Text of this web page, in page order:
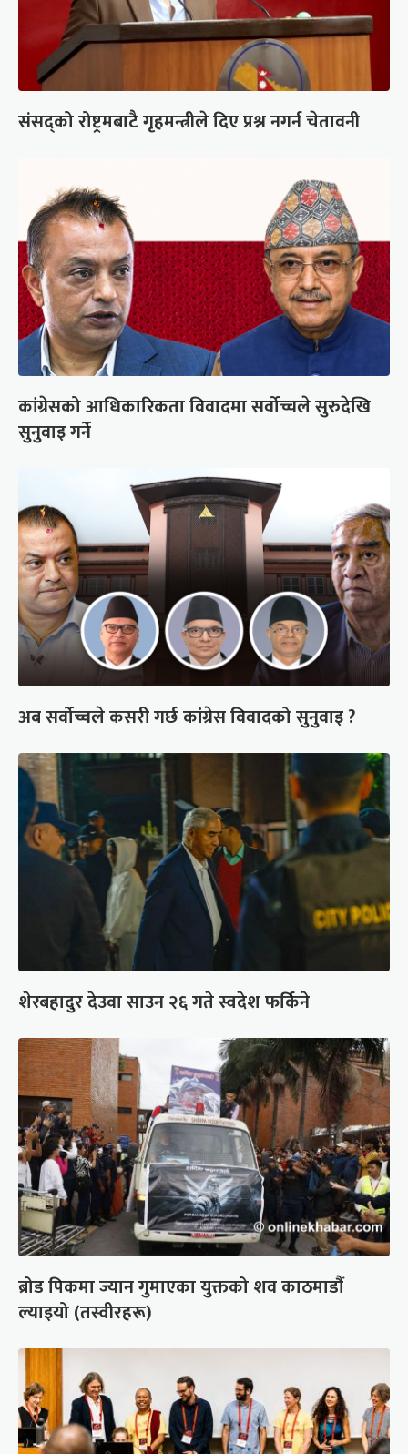
संसद्को रोष्ट्रमबाटै गृहमन्त्रीले दिए प्रश्न नगर्न चेतावनी
कांग्रेसको आधिकारिकता विवादमा सर्वोच्चले सुरुदेखि
सुनुवाइ गर्ने
अब सर्वोच्चले कसरी गर्छ कांग्रेस विवादको सुनुवाइ ?
शेरबहादुर देउवा साउन २६ गते स्वदेश फर्किने
ब्रोड पिकमा ज्यान गुमाएका युक्तको शव काठमाडौं
ल्याइयो (तस्वीरहरू)